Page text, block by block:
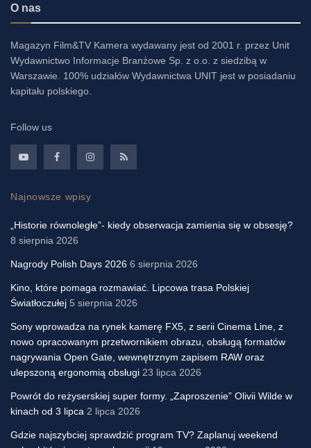
O nas
Magazyn Film&TV Kamera wydawany jest od 2001 r. przez Unit
Wydawnictwo Informacje Branżowe Sp. z o.o. z siedzibą w
Warszawie. 100% udziałów Wydawnictwa UNIT jest w posiadaniu
kapitału polskiego.
Follow us
Najnowsze wpisy
„Historie równoległe”- kiedy obserwacja zamienia się w obsesję?
8 sierpnia 2026
Nagrody Polish Days 2026 6 sierpnia 2026
Kino, które pomaga rozmawiać. Lipcowa trasa Polskiej
Światłoczułej 5 sierpnia 2026
Sony wprowadza na rynek kamerę FX5, z serii Cinema Line, z
nowo opracowanym przetwornikiem obrazu, obsługą formatów
nagrywania Open Gate, wewnętrznym zapisem RAW oraz
ulepszoną ergonomią obsługi 23 lipca 2026
Powrót do reżyserskiej super formy. „Zaproszenie” Olivii Wilde w
kinach od 3 lipca 2 lipca 2026
Gdzie najszybciej sprawdzić program TV? Zaplanuj weekend